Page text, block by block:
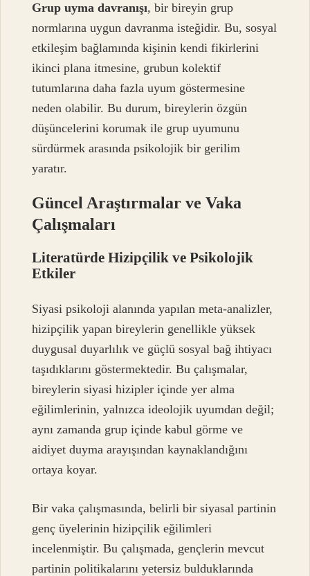
Grup uyma davranışı, bir bireyin grup
normlarına uygun davranma isteğidir. Bu, sosyal
etkileşim bağlamında kişinin kendi fikirlerini
ikinci plana itmesine, grubun kolektif
tutumlarına daha fazla uyum göstermesine
neden olabilir. Bu durum, bireylerin özgün
düşüncelerini korumak ile grup uyumunu
sürdürmek arasında psikolojik bir gerilim
yaratır.
Güncel Araştırmalar ve Vaka
Çalışmaları
Literatürde Hizipçilik ve Psikolojik
Etkiler
Siyasi psikoloji alanında yapılan meta-analizler,
hizipçilik yapan bireylerin genellikle yüksek
duygusal duyarlılık ve güçlü sosyal bağ ihtiyacı
taşıdıklarını göstermektedir. Bu çalışmalar,
bireylerin siyasi hizipler içinde yer alma
eğilimlerinin, yalnızca ideolojik uyumdan değil;
aynı zamanda grup içinde kabul görme ve
aidiyet duyma arayışından kaynaklandığını
ortaya koyar.
Bir vaka çalışmasında, belirli bir siyasal partinin
genç üyelerinin hizipçilik eğilimleri
incelenmiştir. Bu çalışmada, gençlerin mevcut
partinin politikalarını yetersiz bulduklarında